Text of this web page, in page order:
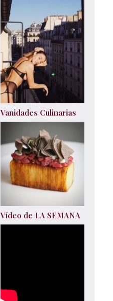
Vanidades Culinarias
Vídeo de LA SEMANA